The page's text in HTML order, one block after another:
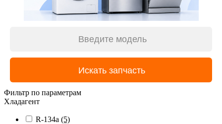
Фильтр по параметрам
Хладагент
R-134a (5)